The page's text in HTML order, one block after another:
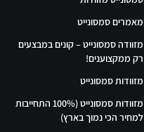
מאמרים סמסונייט
מזוודה סמסונייט – קונים במבצעים
רק ממקצוענים!
מזוודות סמסונייט
מזוודות סמסונייט (100% התחייבות
למחיר הכי נמוך בארץ)